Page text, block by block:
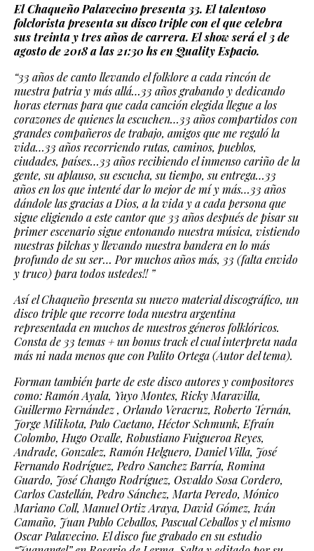
El Chaqueño Palavecino presenta 33. El talentoso
folclorista presenta su disco triple con el que celebra
sus treinta y tres años de carrera. El show será el 3 de
agosto de 2018 a las 21:30 hs en Quality Espacio.
“33 años de canto llevando el folklore a cada rincón de
nuestra patria y más allá…33 años grabando y dedicando
horas eternas para que cada canción elegida llegue a los
corazones de quienes la escuchen…33 años compartidos con
grandes compañeros de trabajo, amigos que me regaló la
vida…33 años recorriendo rutas, caminos, pueblos,
ciudades, países…33 años recibiendo el inmenso cariño de la
gente, su aplauso, su escucha, su tiempo, su entrega…33
años en los que intenté dar lo mejor de mí y más…33 años
dándole las gracias a Dios, a la vida y a cada persona que
sigue eligiendo a este cantor que 33 años después de pisar su
primer escenario sigue entonando nuestra música, vistiendo
nuestras pilchas y llevando nuestra bandera en lo más
profundo de su ser… Por muchos años más, 33​ (falta envido
y truco)​ para todos ustedes!! ”
Así el Chaqueño presenta su nuevo material discográfico, un
disco triple que recorre toda nuestra argentina
representada en muchos de nuestros géneros folklóricos.
Consta de 33 temas + un bonus track el cual interpreta nada
más ni nada menos que con Palito Ortega (Autor del tema).
Forman también parte de este disco autores y compositores
como: Ramón Ayala, Yuyo Montes, Ricky Maravilla,
Guillermo Fernández , Orlando Veracruz, Roberto Ternán,
Jorge Milikota, Palo Caetano, Héctor Schmunk, Efraín
Colombo, Hugo Ovalle, Robustiano Fuigueroa Reyes,
Andrade, Gonzalez, Ramón Helguero, Daniel Villa, José
Fernando Rodríguez, Pedro Sanchez Barría, Romina
Guardo, José Chango Rodríguez, Osvaldo Sosa Cordero,
Carlos Castellán, Pedro Sánchez, Marta Peredo, Mónico
Mariano Coll, Manuel Ortiz Araya, David Gómez, Iván
Camaño, Juan Pablo Ceballos, Pascual Ceballos y el mismo
Oscar Palavecino. El disco fue grabado en su estudio